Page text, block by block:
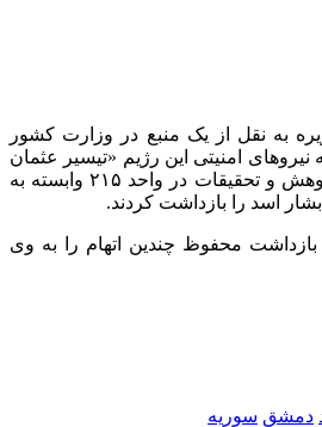
به نقل از یک منبع در وزارت کشور
نیروهای امنیتی این رژیم «تیسیر عثمان
محفوظ» مسئول بخش پژوهش و تحقیقات در واحد ۲۱۵ وابسته به
اسد را بازداشت کردند.
بازداشت محفوظ چندین اتهام را به وی
دمشق سوریه